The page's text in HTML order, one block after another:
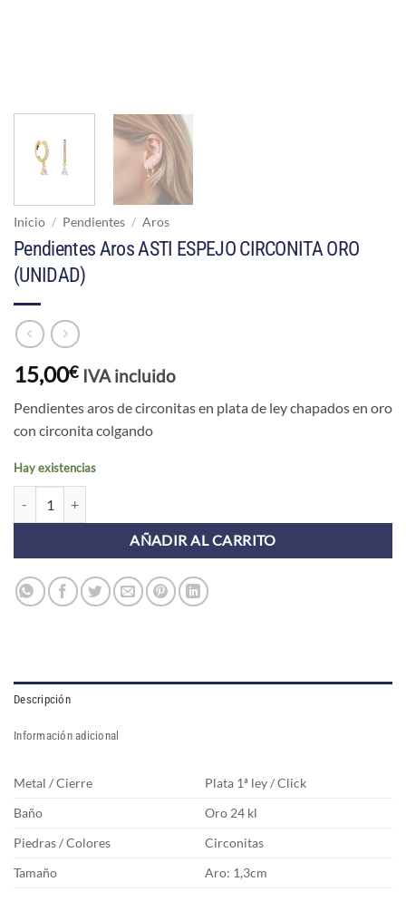
Inicio / Pendientes / Aros
Pendientes Aros ASTI ESPEJO CIRCONITA ORO
(UNIDAD)
15,00€ IVA incluido
Pendientes aros de circonitas en plata de ley chapados en oro
con circonita colgando
Hay existencias
AÑADIR AL CARRITO
Descripción
Información adicional
Metal / Cierre
Plata 1ª ley / Click
Baño
Oro 24 kl
Piedras / Colores
Circonitas
Tamaño
Aro: 1,3cm